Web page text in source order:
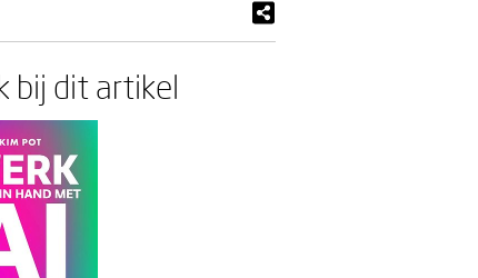
bij dit artikel